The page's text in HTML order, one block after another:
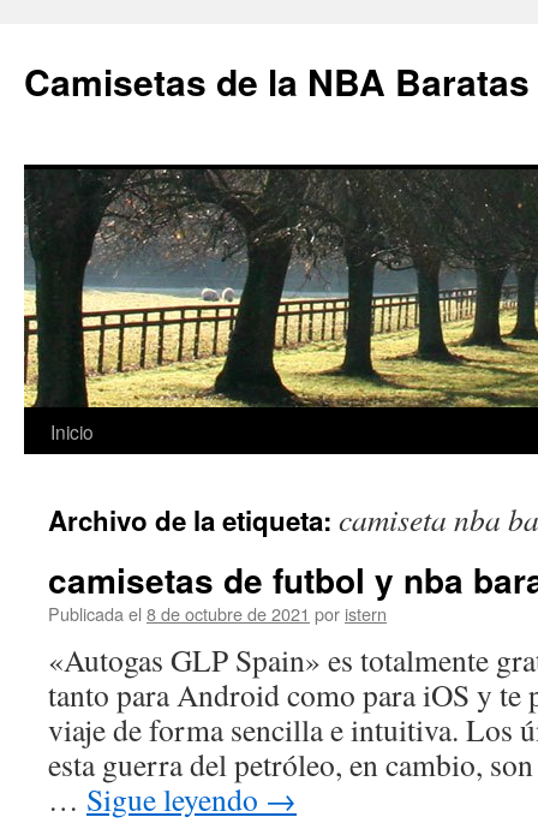
Camisetas de la NBA
Saltar
contenido
Inicio
Archivo de la etiqueta: camiseta nba
camisetas de futbol y nba
Publicada el 8 de octubre de 2021 por istern
«Autogas GLP Spain» es totalmente
tanto para Android como para iOS y
viaje de forma sencilla e intuitiva. Los
esta guerra del petróleo, en cambio,
… Sigue leyendo →